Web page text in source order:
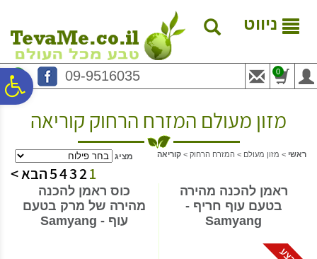
נגישות
המרכזי
ניווט
09-9516035 0
מזון מעולם המזרח הרחוק קוריאה
ראשי > מזון מעולם > המזרח הרחוק > קוריאה מציג
1
2
3
4
5הבא >
ראמן להכנה מהירה
בטעם עוף חריף -
Samyang
כוס ראמן להכנה
מהירה של מרק בטעם
עוף - Samyang